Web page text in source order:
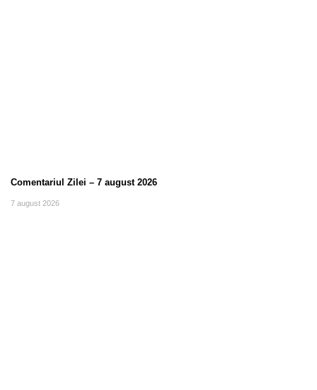
Comentariul Zilei – 7 august 2026
7 august 2026